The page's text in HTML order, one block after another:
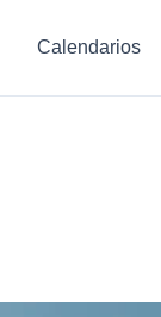
Calendarios